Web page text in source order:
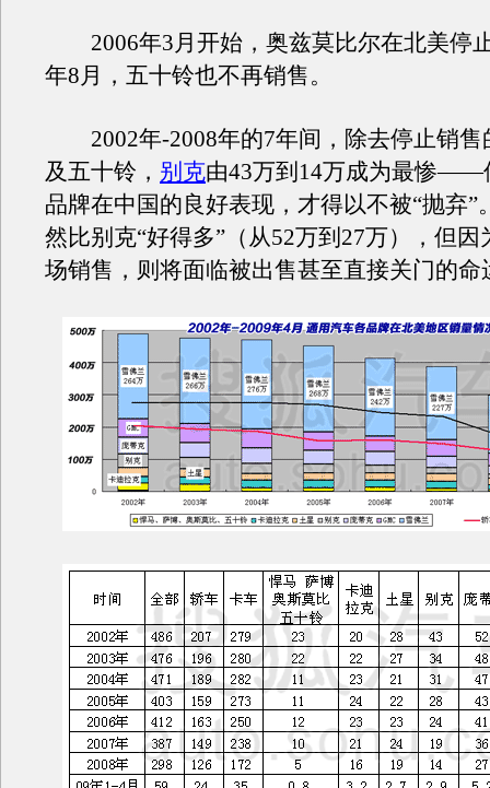
2006年3月开始，奥兹莫比尔在北美停
年8月，五十铃也不再销售。
2002年-2008年的7年间，除去停止销售
及五十铃， 别克由43万到14万成为最惨——
品牌在中国的良好表现，才得以不被“抛弃”
然比别克“好得多”（从52万到27万），但因
场销售，则将面临被出售甚至直接关门的命